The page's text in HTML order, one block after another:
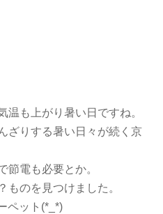
温も上がり暑い日ですね。
ざりする暑い日々が続く京
節電も必要とか。
ものを見つけました。
ペット(*_*)